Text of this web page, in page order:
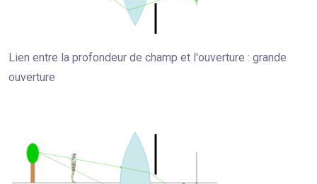
Lien entre la profondeur de champ et l'ouverture : grande
ouverture